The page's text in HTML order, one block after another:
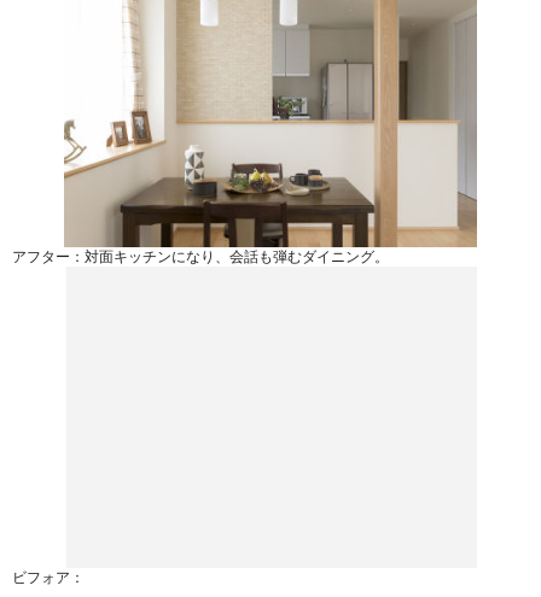
アフター：対面キッチンになり、会話も弾むダイニング。
ビフォア：